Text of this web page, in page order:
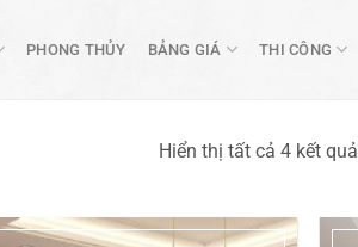
PHONG THỦY BẢNG GIÁ THI CÔNG
Hiển thị tất cả 4 kết quả